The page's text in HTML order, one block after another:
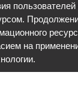
пользователей
на